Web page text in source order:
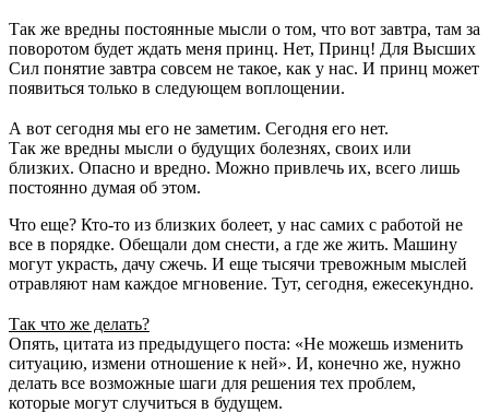
Так же вредны постоянные мысли о том, что вот завтра, там за
поворотом будет ждать меня принц. Нет, Принц! Для Высших
Сил понятие завтра совсем не такое, как у нас. И принц может
появиться только в следующем воплощении.
А вот сегодня мы его не заметим. Сегодня его нет.
Так же вредны мысли о будущих болезнях, своих или
близких. Опасно и вредно. Можно привлечь их, всего лишь
постоянно думая об этом.
Что еще? Кто-то из близких болеет, у нас самих с работой не
все в порядке. Обещали дом снести, а где же жить. Машину
могут украсть, дачу сжечь. И еще тысячи тревожным мыслей
отравляют нам каждое мгновение. Тут, сегодня, ежесекундно.
Так что же делать?
Опять, цитата из предыдущего поста: «Не можешь изменить
ситуацию, измени отношение к ней». И, конечно же, нужно
делать все возможные шаги для решения тех проблем,
которые могут случиться в будущем.